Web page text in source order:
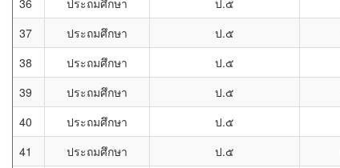
36
ประถมศึกษา ป.๕
37
ประถมศึกษา ป.๕
38
ประถมศึกษา ป.๕
39
ประถมศึกษา ป.๕
40
ประถมศึกษา ป.๕
41
ประถมศึกษา ป.๕